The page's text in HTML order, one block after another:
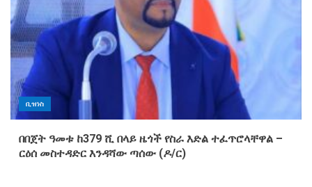
ቢዝነስ
በበጀት ዓመቱ ከ379 ሺ በላይ ዜጎች የስራ እድል ተፈጥሮላቸዋል –
ርዕሰ መስተዳድር እንዳሻው ጣሰው (ዶ/ር)